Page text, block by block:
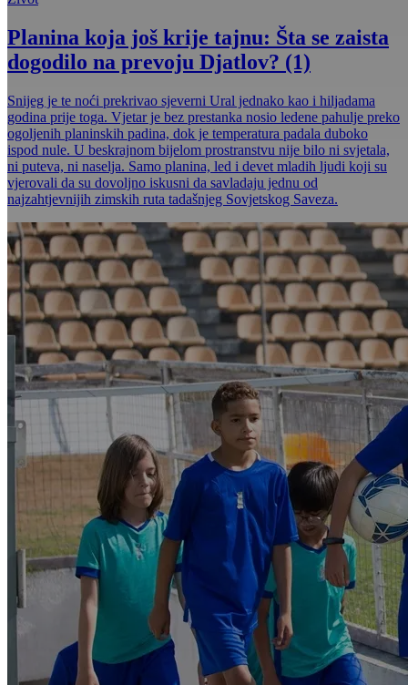
Planina koja još krije tajnu: Šta se zaista
dogodilo na prevoju Djatlov? (1)
Snijeg je te noći prekrivao sjeverni Ural jednako kao i hiljadama
godina prije toga. Vjetar je bez prestanka nosio ledene pahulje preko
ogoljenih planinskih padina, dok je temperatura padala duboko
ispod nule. U beskrajnom bijelom prostranstvu nije bilo ni svjetala,
ni puteva, ni naselja. Samo planina, led i devet mladih ljudi koji su
vjerovali da su dovoljno iskusni da savladaju jednu od
najzahtjevnijih zimskih ruta tadašnjeg Sovjetskog Saveza.